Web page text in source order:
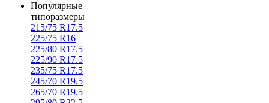
Популярные
типоразмеры
215/75 R17.5
225/75 R16
225/80 R17.5
225/90 R17.5
235/75 R17.5
245/70 R19.5
265/70 R19.5